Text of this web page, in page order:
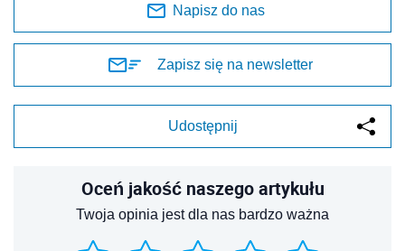
Napisz do nas
Zapisz się na newsletter
Udostępnij
Oceń jakość naszego artykułu
Twoja opinia jest dla nas bardzo ważna